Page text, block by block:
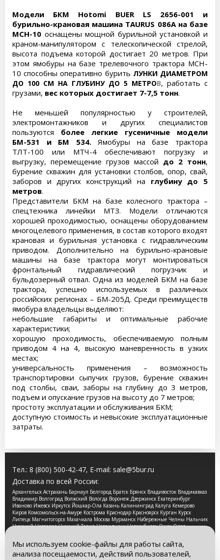
Модели БКМ Hotomi BUER LS 2656-001 и
бурильно-крановая машина TAURUS 086A на базе
MCH-10 оснащены мощной бурильной установкой и
краном-манипулятором с телескопической стрелой,
высота подъема которой достигает 20 метров. При
этом ямобуры на базе трелевочного трактора MCH-
10 способны оперативно бурить ЛУНКИ ДИАМЕТРОМ
ДО 100 СМ НА ГЛУБИНУ ДО 5 МЕТРОВ, работать с
грузами, вес которых достигает 7-7,5 тонн.
Не меньшей популярностью у строителей,
электромонтажников и других специалистов
пользуются более легкие гусеничные модели
БМ-531 и БМ 534.Ямобуры на базе трактора
ТЛТ-100 или МТЧ-4 обеспечивают погрузку и
выгрузку, перемещение грузов массой до 2 тонн,
бурение скважин для установки столбов, опор, свай,
заборов и других конструкций на глубину до 5
метров.
Представители БКМ на базе колесного трактора –
спецтехника линейки МТЗ. Модели отличаются
хорошей проходимостью, оснащены оборудованием
многоцелевого применения, в состав которого входят
крановая и бурильная установка с гидравлическим
приводом. Дополнительно на бурильно-крановые
машины на базе трактора могут монтироваться
фронтальный гидравлический погрузчик и
бульдозерный отвал. Одна из моделей БКМ на базе
трактора, успешно используемых в различных
российских регионах – БМ-205Д. Среди преимуществ
ямобура владельцы выделяют:
небольшие габариты и оптимальные рабочие
характеристики;
хорошую проходимость, обеспечиваемую полным
приводом 4 на 4, высокую маневренность в узких
местах;
универсальность применения – возможность
транспортировки сыпучих грузов, бурение скважин
под столбы, сваи, заборы на глубину до 3 метров,
подъем и опускание грузов на высоту до 7 метров;
простоту эксплуатации и обслуживания БКМ;
доступную стоимость и невысокие эксплуатационные
затраты.
Тел.: 8 (800) 500-42-47, E-mail: sale@5bur.ru
Доставка по всей России:
Архангельск Астрахань Барнаул Белгород Братск Брянск Владивосток Владикавказ
Владимир Волгоград Волжский Вологда Воронеж Дзержинск Екатеринбург
Иваново Ижевск Иркутск Йошкар-Ола Казань Калининград Калуга Кемерово
Киров Комсомольск-на-Амуре Кострома Краснодар Красноярск Курган Курск
Липецк Магнитогорск Махачкала Москва Мурманск Набережные Челны Нальчик
Нижний Новгород Нижний Тагил Новокузнецк Новосибирск Омск Орел
Санкт-Петербург Саранск Саратов Смоленск Сочи Ставрополь Стерлитамак
Сургут Таганрог Тамбов Тверь Томск Тула Тюмень Улан-Удэ Ульяновск Уфа
Хабаровск Чебоксары Челябинск Череповец Чита Ярославль
Мы используем cookie-файлы для работы сайта,
анализа посещаемости, действий пользователей,